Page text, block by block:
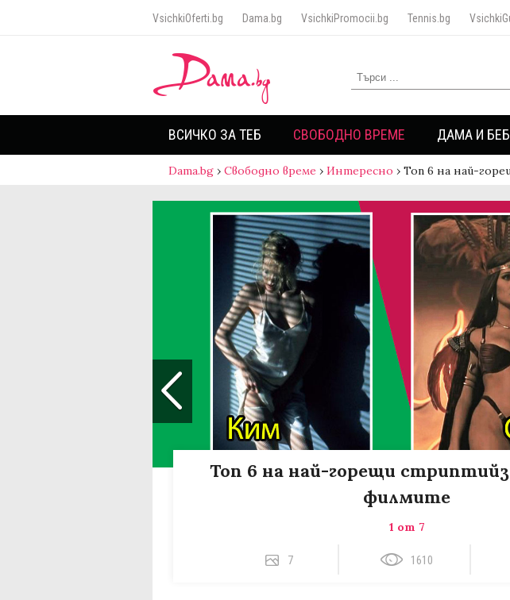
VsichkiOferti.bg Dama.bg VsichkiPromocii.bg Tennis.bg
ВСИЧКО ЗА ТЕБ СВОБОДНО ВРЕМЕ ДАМА И
Dama.bg › Свободно време › Интересно › Топ 6 на най-
Топ 6 на най-горещи стриптийз
филмите
1 от 7
7 1610